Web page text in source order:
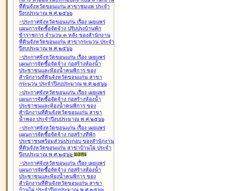
ที่ดินจังหวัดขอนแก่น สาขาชุมแพ ประจำ
ปีงบประมาณ พ.ศ.๒๕๖๖
>ประกาศจังหวัดขอนแก่น เรื่อง เผยแพร่
แผนการจัดซื้อจัดจ้าง ปรับปรุงบ้านพัก
ข้าราชการ จำนวน ๓ หลัง ของสำนักงาน
ที่ดินจังหวัดขอนแก่น สาขากระนวน ประจำ
ปีงบประมาณ พ.ศ.๒๕๖๖
>ประกาศจังหวัดขอนแก่น เรื่อง เผยแพร่
แผนการจัดซื้อจัดจ้าง ก่อสร้างห้องน้ำ
ประชาชนและห้องน้ำคนพิการ ของ
สำนักงานที่ดินจังหวัดขอนแก่น สาขา
กระนวน ประจำปีงบประมาณ พ.ศ.๒๕๖๖
>ประกาศจังหวัดขอนแก่น เรื่อง เผยแพร่
แผนการจัดซื้อจัดจ้าง ก่อสร้างห้องน้ำ
ประชาชนและห้องน้ำคนพิการ ของ
สำนักงานที่ดินจังหวัดขอนแก่น สาขา
น้ำพอง ประจำปีงบประมาณ พ.ศ.๒๕๖๖
>ประกาศจังหวัดขอนแก่น เรื่อง เผยแพร่
แผนการจัดซื้อจัดจ้าง ก่อสร้างที่พัก
ประชาชนพร้อมส่วนประกอบ ของสำนักงาน
ที่ดินจังหวัดขอนแก่น สาขาบ้านไผ่ ประจำ
ปีงบประมาณ พ.ศ.๒๕๖๖
>ประกาศจังหวัดขอนแก่น เรื่อง เผยแพร่
แผนการจัดซื้อจัดจ้าง ก่อสร้างห้องน้ำ
ประชาชนและห้องน้ำคนพิการ ของ
สำนักงานที่ดินจังหวัดขอนแก่น สาขา